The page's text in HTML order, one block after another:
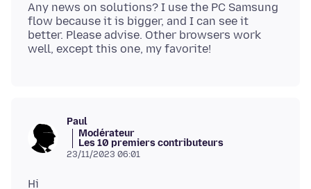
Any news on solutions? I use the PC Samsung
flow because it is bigger, and I can see it
better. Please advise. Other browsers work
Paul
Modérateur
Les 10 premiers contributeurs
23/11/2023 06:01